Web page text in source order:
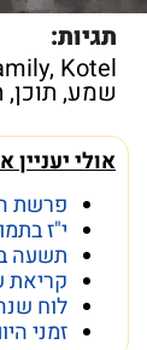
תגיות:
, Kotel
שמע, תוכן,
אולי יעניין
פרשת
י"ז בתמוז
תשעה באב
לוח
זמני